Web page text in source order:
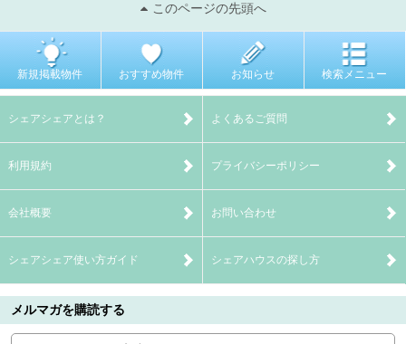
このページの先頭へ
新規掲載物件 おすすめ物件 お知らせ 検索メニュー
シェアシェアとは？ よくあるご質問
利用規約 プライバシーポリシー
会社概要 お問い合わせ
シェアシェア使い方ガイド シェアハウスの探し方
メルマガを購読する